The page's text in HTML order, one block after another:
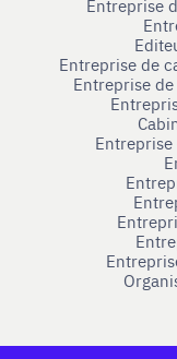
Entreprise
Entreprise de
Entreprise